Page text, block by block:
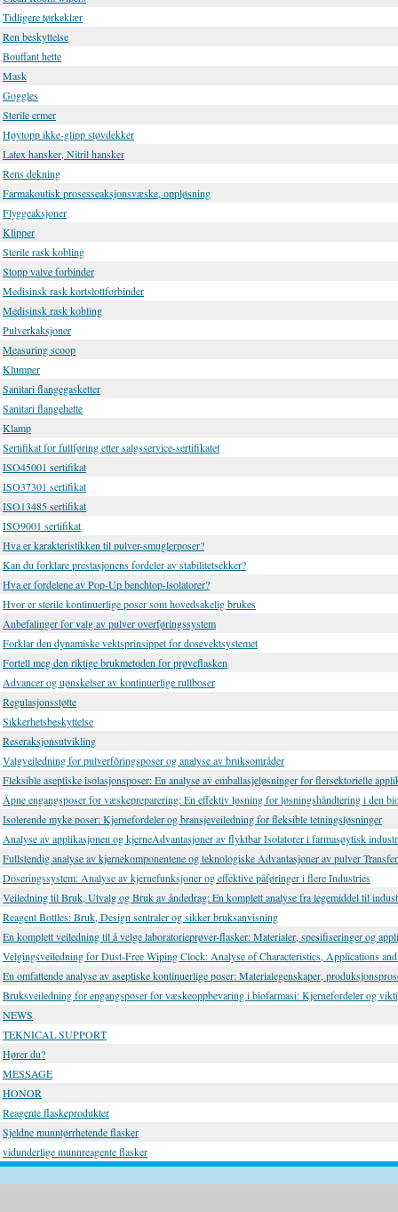
Tidligere tørkeklær
Ren beskyttelse
Bouffant hette
Mask
Goggles
Sterile ermer
Høytopp ikke-glipp støvdekker
Latex hansker, Nitril hansker
Rens dekning
Farmakoutisk prosesseaksjonsvæske, oppløsning
Flyggeaksjoner
Klipper
Sterile rask kobling
Stopp valve forbinder
Medisinsk rask kortslottforbinder
Medisinsk rask kobling
Pulverkaksjoner
Measuring scoop
Klumper
Sanitari flangegasketter
Sanitari flangehette
Klamp
Sertifikat for fullføring etter salgsservice-sertifikatet
ISO45001 sertifikat
ISO37301 sertifikat
ISO13485 sertifikat
ISO9001 sertifikat
Hva er karakteristikken til pulver-smuglerposer?
Kan du forklare prestasjonens fordeler av stabilitetsekker?
Hva er fordelene av Pop-Up benchtop-lsolatorer?
Hvor er sterile kontinuerlige poser som hovedsakelig brukes
Anbefalinger for valg av pulver overføringssystem
Forklar den dynamiske vektsprinsippet for dosevektsystemet
Fortell meg den riktige brukmetoden for prøveflasken
Advancer og uønskelser av kontinuerlige rullboser
Regulasjonsstøtte
Sikkerhetsbeskyttelse
Reseraksjonsutvikling
Valgveiledning for pulverfôringsposer og analyse av bruksområder
Fleksible aseptiske isolasjonsposer: En analyse av emballasjeløsninger for flersektorielle
Åpne engangsposer for væskepreparering: En effektiv løsning for løsningshåndtering i den
Isolerende myke poser: Kjernefordeler og bransjeveiledning for fleksible tetningsløsninger
Analyse av applikasjonen og kjerneAdvantasjoner av flyktbar Isolatorer i farmasøytisk
Fullstendig analyse av kjernekomponentene og teknologiske Advantasjoner av pulver
Doseringssystem: Analyse av kjernefunksjoner og effektive påføringer i flere Industries
Veiledning til Bruk, Utvalg og Bruk av åndedrag: En komplett analyse fra legemiddel til
Reagent Bottles: Bruk, Design sentraler og sikker bruksanvisning
En komplett veiledning til å velge laboratorieprøver-flasker: Materialer, spesifiseringer og
Velgingsveiledning for Dust-Free Wiping Clock: Analyse of Characteristics, Applications
En omfattende analyse av aseptiske kontinuerlige poser: Materialegenskaper,
Bruksveiledning for engangsposer for væskeoppbevaring i biofarmasi: Kjernefordeler og
NEWS
TEKNICAL SUPPORT
Hører du?
MESSAGE
HONOR
Reagente flaskeprodukter
Sjeldne munntørrhetende flasker
vidunderlige munnreagente flasker